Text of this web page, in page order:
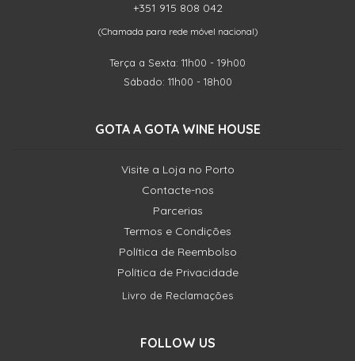
+351 915 808 042
(Chamada para rede móvel nacional)
Terça a Sexta: 11h00 - 19h00
Sábado: 11h00 - 18h00
GOTA A GOTA WINE HOUSE
Visite a Loja no Porto
Contacte-nos
Parcerias
Termos e Condições
Política de Reembolso
Política de Privacidade
Livro de Reclamações
FOLLOW US